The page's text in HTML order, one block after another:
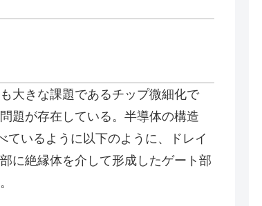
大きな課題であるチップ微細化で
題が存在している。半導体の構造
ているように以下のように、ドレイ
に絶縁体を介して形成したゲート部